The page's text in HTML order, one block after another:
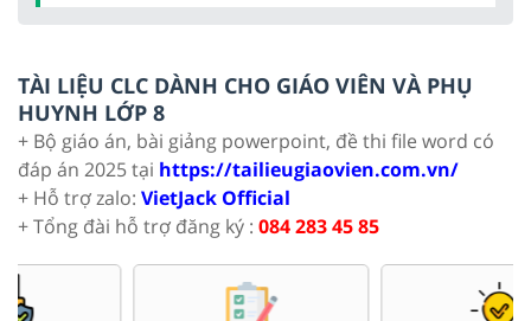
TÀI LIỆU CLC DÀNH CHO GIÁO VIÊN VÀ PHỤ
HUYNH LỚP 8
+ Bộ giáo án, bài giảng powerpoint, đề thi file word có
đáp án 2025 tại https://tailieugiaovien.com.vn/
+ Hỗ trợ zalo: VietJack Official
+ Tổng đài hỗ trợ đăng ký : 084 283 45 85